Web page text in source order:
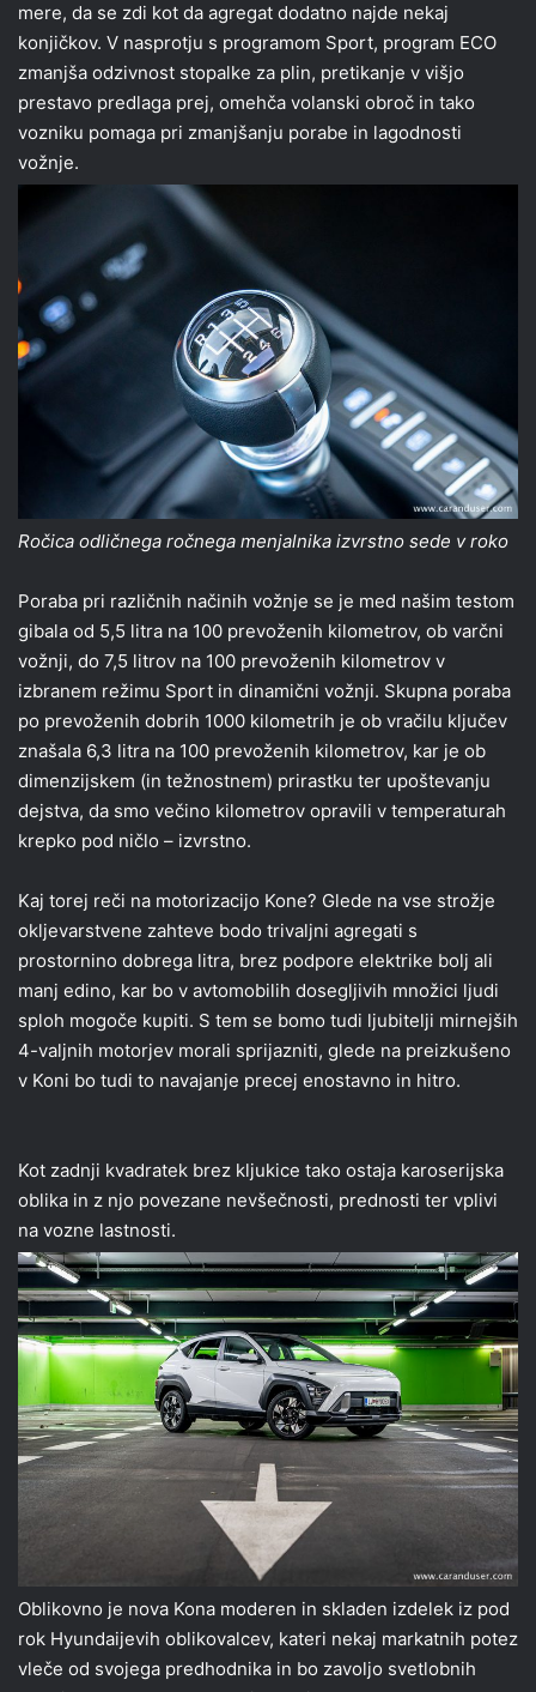
mere, da se zdi kot da agregat dodatno najde nekaj
konjičkov. V nasprotju s programom Sport, program ECO
zmanjša odzivnost stopalke za plin, pretikanje v višjo
prestavo predlaga prej, omehča volanski obroč in tako
vozniku pomaga pri zmanjšanju porabe in lagodnosti
vožnje.
Ročica odličnega ročnega menjalnika izvrstno sede v roko
Poraba pri različnih načinih vožnje se je med našim testom
gibala od 5,5 litra na 100 prevoženih kilometrov, ob varčni
vožnji, do 7,5 litrov na 100 prevoženih kilometrov v
izbranem režimu Sport in dinamični vožnji. Skupna poraba
po prevoženih dobrih 1000 kilometrih je ob vračilu ključev
znašala 6,3 litra na 100 prevoženih kilometrov, kar je ob
dimenzijskem (in težnostnem) prirastku ter upoštevanju
dejstva, da smo večino kilometrov opravili v temperaturah
krepko pod ničlo – izvrstno.
Kaj torej reči na motorizacijo Kone? Glede na vse strožje
okljevarstvene zahteve bodo trivaljni agregati s
prostornino dobrega litra, brez podpore elektrike bolj ali
manj edino, kar bo v avtomobilih dosegljivih množici ljudi
sploh mogoče kupiti. S tem se bomo tudi ljubitelji mirnejših
4-valjnih motorjev morali sprijazniti, glede na preizkušeno
v Koni bo tudi to navajanje precej enostavno in hitro.
Kot zadnji kvadratek brez kljukice tako ostaja karoserijska
oblika in z njo povezane nevšečnosti, prednosti ter vplivi
na vozne lastnosti.
Oblikovno je nova Kona moderen in skladen izdelek iz pod
rok Hyundaijevih oblikovalcev, kateri nekaj markatnih potez
vleče od svojega predhodnika in bo zavoljo svetlobnih